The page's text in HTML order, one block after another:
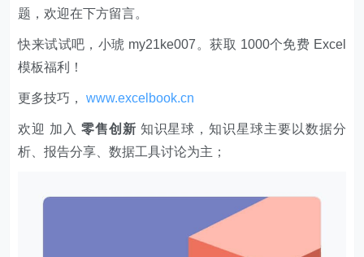
题，欢迎在下方留言。
快来试试吧，小琥 my21ke007。获取 1000个免费 Excel
模板福利​​​​！
更多技巧，www.excelbook.cn
欢迎 加入 零售创新 知识星球，知识星球主要以数据分
析、报告分享、数据工具讨论为主；